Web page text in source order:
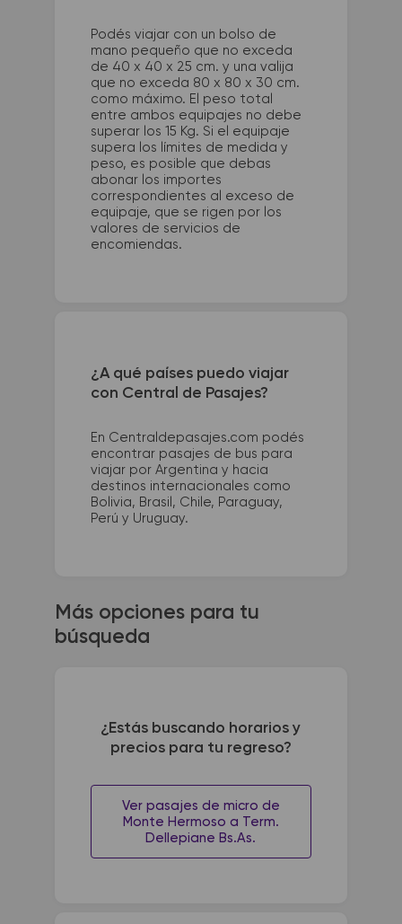
Podés viajar con un bolso de
mano pequeño que no exceda
de 40 x 40 x 25 cm. y una valija
que no exceda 80 x 80 x 30 cm.
como máximo. El peso total
entre ambos equipajes no debe
superar los 15 Kg. Si el equipaje
supera los límites de medida y
peso, es posible que debas
abonar los importes
correspondientes al exceso de
equipaje, que se rigen por los
valores de servicios de
encomiendas.
¿A qué países puedo viajar
con Central de Pasajes?
En Centraldepasajes.com podés
encontrar pasajes de bus para
viajar por Argentina y hacia
destinos internacionales como
Bolivia, Brasil, Chile, Paraguay,
Perú y Uruguay.
Más opciones para tu
búsqueda
¿Estás buscando horarios y
precios para tu regreso?
Ver pasajes de micro de
Monte Hermoso a Term.
Dellepiane Bs.As.